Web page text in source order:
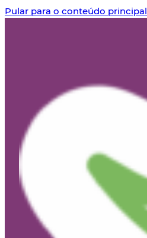
Pular para o conteúdo principal